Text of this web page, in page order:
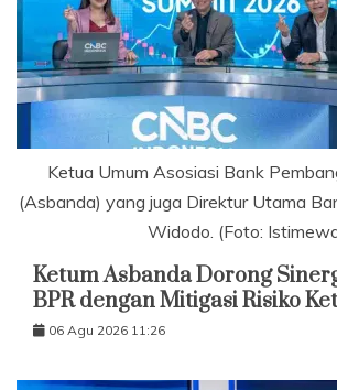
Ketua Umum Asosiasi Bank
(Asbanda) yang juga Direktur Utama
Widodo. (Foto:
Ketum Asbanda Dorong
BPR dengan Mitigasi Risiko
06 Agu 2026 11:26